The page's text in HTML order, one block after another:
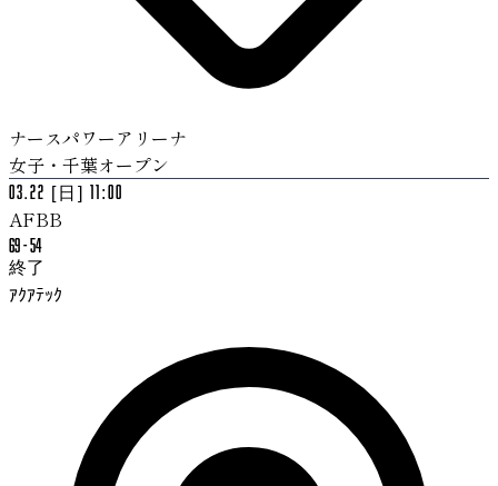
ナースパワーアリーナ
女子・千葉オープン
03.22 [日] 11:00
AFBB
69-54
終了
ｱｸｱﾃｯｸ